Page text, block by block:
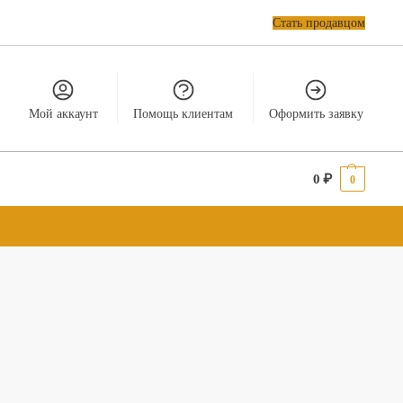
Стать продавцом
Мой аккаунт Помощь клиентам Оформить заявку
0₽ 0